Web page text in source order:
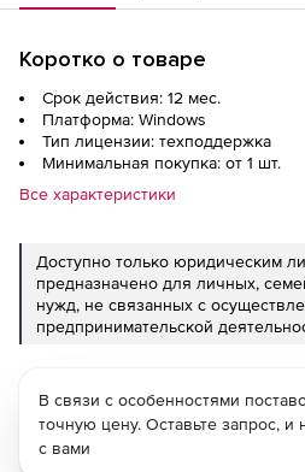
Коротко о товаре
Срок действия: 12 мес.
Платформа: Windows
Тип лицензии: техподдержка
Минимальная покупка: от 1 шт.
Все характеристики
Доступно только юридическим
предназначено для личных,
нужд, не связанных с
предпринимательской
В связи с особенностями
точную цену. Оставьте запрос,
с вами